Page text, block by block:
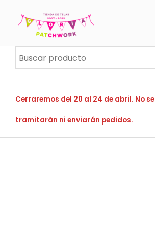
Cerraremos del 20 al 24 de abril. No se
tramitarán ni enviarán pedidos.